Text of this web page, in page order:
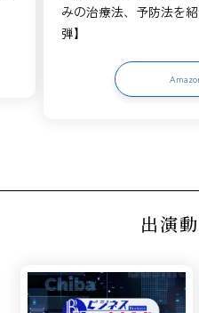
みの治療法、予防法を
弾】
出演